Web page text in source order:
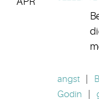
angst
Godin